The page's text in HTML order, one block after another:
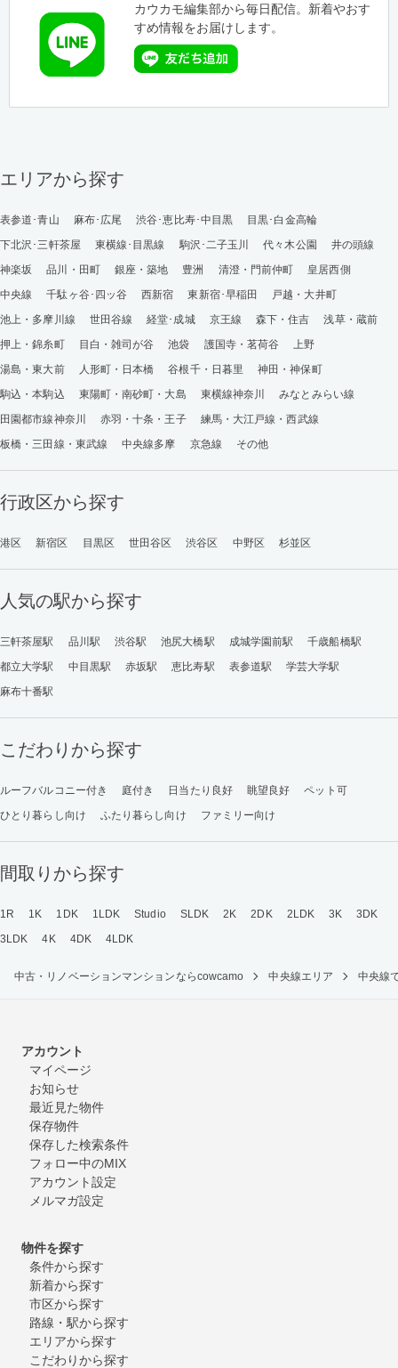
カウカモ編集部から毎日配信。新着やおす
すめ情報をお届けします。
エリアから探す
表参道･青山 麻布･広尾 渋谷･恵比寿･中目黒
目黒･白金高輪
下北沢･三軒茶屋
東横線･目黒線 駒沢･二子玉川 代々木公園
井の頭線
神楽坂
品川・田町 銀座・築地 豊洲 清澄・門前仲町
皇居西側
中央線
千駄ヶ谷･四ッ谷 西新宿 東新宿･早稲田
戸越・大井町
池上・多摩川線
世田谷線 経堂･成城 京王線 森下・住吉
浅草・蔵前
押上・錦糸町
目白・雑司が谷 池袋 護国寺・茗荷谷
上野
湯島・東大前
人形町・日本橋 谷根千・日暮里
神田・神保町
駒込・本駒込
東陽町・南砂町・大島 東横線神奈川
みなとみらい線
田園都市線神奈川
赤羽・十条・王子
練馬・大江戸線・西武線
板橋・三田線・東武線
中央線多摩 京急線 その他
行政区から探す
港区 新宿区 目黒区 世田谷区 渋谷区 中野区 杉並区
人気の駅から探す
三軒茶屋駅 品川駅 渋谷駅 池尻大橋駅 成城学園前駅
千歳船橋駅
都立大学駅
中目黒駅 赤坂駅 恵比寿駅 表参道駅
学芸大学駅
麻布十番駅
こだわりから探す
ルーフバルコニー付き 庭付き 日当たり良好 眺望良好
ペット可
ひとり暮らし向け
ふたり暮らし向け ファミリー向け
間取りから探す
1R 1K 1DK 1LDK Studio SLDK 2K 2DK 2LDK 3K
3DK
3LDK
4K 4DK 4LDK
中古・リノベーションマンションならcowcamo 中央線エリア 中央線
アカウント
マイページ
お知らせ
最近見た物件
保存物件
保存した検索条件
フォロー中のMIX
アカウント設定
メルマガ設定
物件を探す
条件から探す
新着から探す
市区から探す
路線・駅から探す
エリアから探す
こだわりから探す